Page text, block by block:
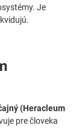
Je
(Heracleum
pre človeka